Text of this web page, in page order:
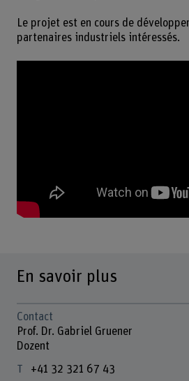
Le projet est en cours de
partenaires industriels intéressés.
En savoir plus
Contact
Prof. Dr. Gabriel Gruener
Dozent
+41 32 321 67 43